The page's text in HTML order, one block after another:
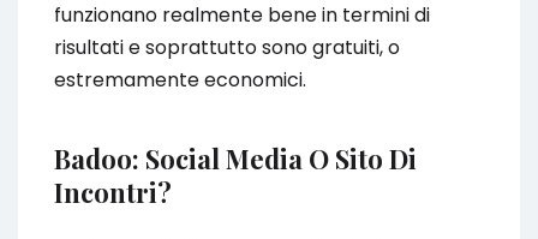
funzionano realmente bene in termini di
risultati e soprattutto sono gratuiti, o
estremamente economici.
Badoo: Social Media O Sito Di
Incontri?